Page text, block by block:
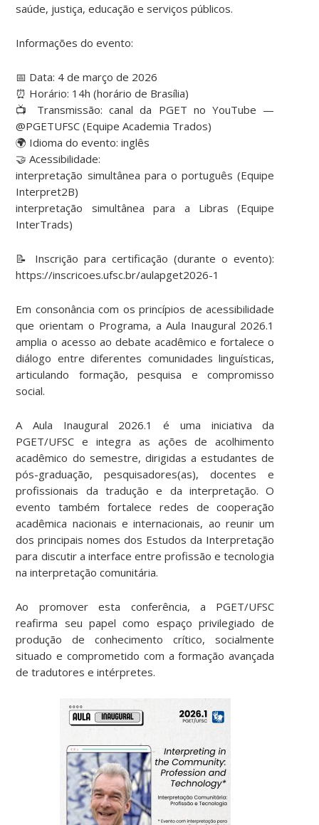
saúde, justiça, educação e serviços públicos.
Informações do evento:
📅 Data: 4 de março de 2026
⏰ Horário: 14h (horário de Brasília)
📺 Transmissão: canal da PGET no YouTube —
@PGETUFSC (Equipe Academia Trados)
🌍 Idioma do evento: inglês
🤝 Acessibilidade:
interpretação simultânea para o português (Equipe
Interpret2B)
interpretação simultânea para a Libras (Equipe
InterTrads)
📝 Inscrição para certificação (durante o evento):
https://inscricoes.ufsc.br/aulapget2026-1
Em consonância com os princípios de acessibilidade
que orientam o Programa, a Aula Inaugural 2026.1
amplia o acesso ao debate acadêmico e fortalece o
diálogo entre diferentes comunidades linguísticas,
articulando formação, pesquisa e compromisso
social.
A Aula Inaugural 2026.1 é uma iniciativa da
PGET/UFSC e integra as ações de acolhimento
acadêmico do semestre, dirigidas a estudantes de
pós-graduação, pesquisadores(as), docentes e
profissionais da tradução e da interpretação. O
evento também fortalece redes de cooperação
acadêmica nacionais e internacionais, ao reunir um
dos principais nomes dos Estudos da Interpretação
para discutir a interface entre profissão e tecnologia
na interpretação comunitária.
Ao promover esta conferência, a PGET/UFSC
reafirma seu papel como espaço privilegiado de
produção de conhecimento crítico, socialmente
situado e comprometido com a formação avançada
de tradutores e intérpretes.